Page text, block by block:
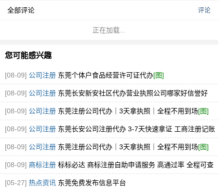
全部评论 评论
正在加载...
您可能感兴趣
[08-09] 公司注册 东莞个体户食品经营许可证代办[图]
[08-09] 公司注册 东莞长安新安社区代办营业执照公司哪家好信誉好
[08-09] 公司注册 东莞注册公司代办｜3天拿执照｜全程不用到场[图]
[08-09] 公司注册 东莞长安公司注册代办 3-7天快速拿证 工商注册记账
一站式服 [图]
[08-09] 公司注册 东莞注册公司代办｜3天拿执照｜全程不用到场[图]
[08-09] 商标注册 标标必达 商标注册自助申请服务 高通过率 全程可查
企业品牌 [图]
[05-27] 热点资讯 东莞免费发布信息平台